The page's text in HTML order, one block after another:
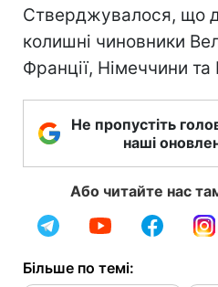
Стверджувалося, що
колишні чиновники
Франції, Німеччини та
Не пропустіть
наші
Або читайте нас
Більше по темі: